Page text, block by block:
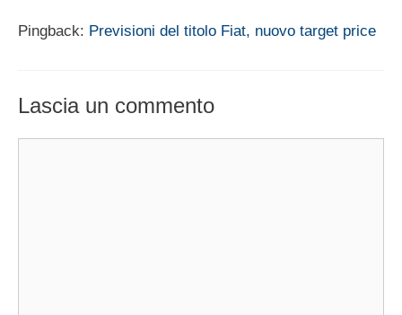
Pingback: Previsioni del titolo Fiat, nuovo target price
Lascia un commento